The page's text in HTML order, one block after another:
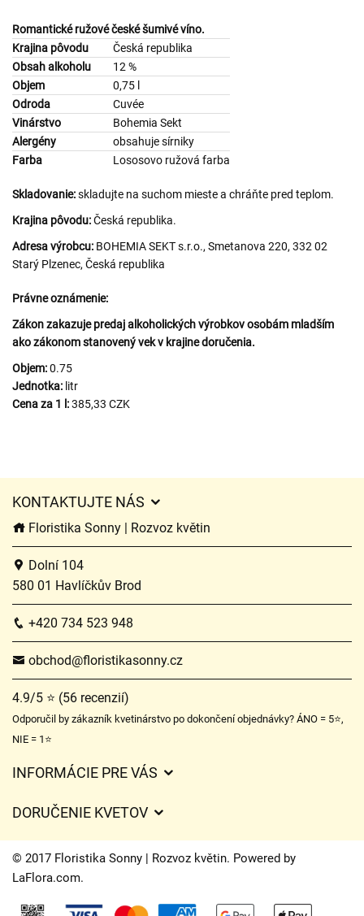
Romantické ružové české šumivé víno.
Krajina pôvodu Česká republika
Obsah alkoholu
12 %
Objem
0,75 l
Odroda
Cuvée
Vinárstvo
Bohemia Sekt
Alergény
obsahuje sírniky
Farba
Lososovo ružová farba
Skladovanie:skladujte na suchom mieste a chráňte pred teplom.
Krajina pôvodu:Česká republika.
Adresa výrobcu: BOHEMIA SEKT s.r.o., Smetanova 220, 332 02
Starý Plzenec, Česká republika
Právne oznámenie:
Zákon zakazuje predaj alkoholických výrobkov osobám mladším
ako zákonom stanovený vek v krajine doručenia.
Objem:0.75
Jednotka: litr
Cena za 1 l:385,33 CZK
KONTAKTUJTE NÁS
Floristika Sonny | Rozvoz květin
Dolní 104
580 01 Havlíčkův Brod
+420 734 523 948
obchod@floristikasonny.cz
4.9/5 ⭐ (56 recenzií)
Odporučil by zákazník kvetinárstvo po dokončení objednávky? ÁNO = 5⭐,
NIE = 1⭐
INFORMÁCIE PRE VÁS
Časy doručenia kvetov – prehľad možností
DORUČENIE KVETOV
Poplatky za doručenie
Kam doručujeme kvety
© 2017 Floristika Sonny | Rozvoz květin. Powered by
LaFlora.com.